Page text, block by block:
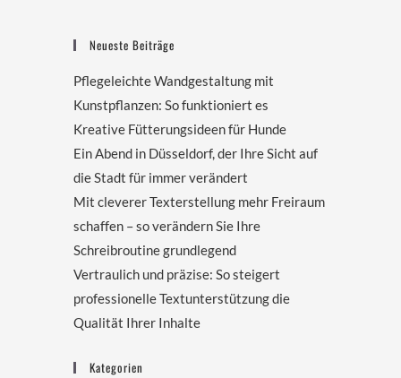
Neueste Beiträge
Pflegeleichte Wandgestaltung mit
Kunstpflanzen: So funktioniert es
Kreative Fütterungsideen für Hunde
Ein Abend in Düsseldorf, der Ihre Sicht auf
die Stadt für immer verändert
Mit cleverer Texterstellung mehr Freiraum
schaffen – so verändern Sie Ihre
Schreibroutine grundlegend
Vertraulich und präzise: So steigert
professionelle Textunterstützung die
Qualität Ihrer Inhalte
Kategorien